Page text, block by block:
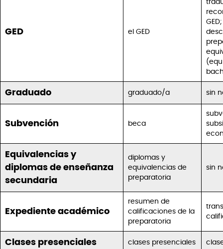
GED el GED
Graduado graduado/a sin
Subvención beca
Equivalencias y
diplomas de enseñanza
secundaria
diplomas y
equivalencias de
preparatoria
sin
Expediente académico
resumen de
calificaciones de la
preparatoria
Clases presenciales clases presenciales